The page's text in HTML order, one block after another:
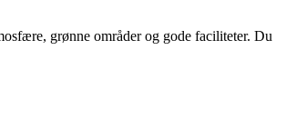
grønne områder og gode faciliteter. Du